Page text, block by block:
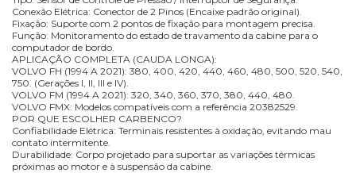
Conexão Elétrica: Conector de 2 Pinos (Encaixe padrão original).
Fixação: Suporte com 2 pontos de fixação para montagem precisa.
Função: Monitoramento do estado de travamento da cabine para o
computador de bordo.
APLICAÇÃO COMPLETA (CAUDA LONGA):
VOLVO FH (1994 A 2021): 380, 400, 420, 440, 460, 480, 500, 520, 540,
750. (Gerações I, II, III e IV).
VOLVO FM (1994 A 2021): 320, 340, 360, 370, 380, 440, 480.
VOLVO FMX: Modelos compatíveis com a referência 20382529.
POR QUE ESCOLHER CARBENCO?
Confiabilidade Elétrica: Terminais resistentes à oxidação, evitando mau
contato intermitente.
Durabilidade: Corpo projetado para suportar as variações térmicas
próximas ao motor e à suspensão da cabine.